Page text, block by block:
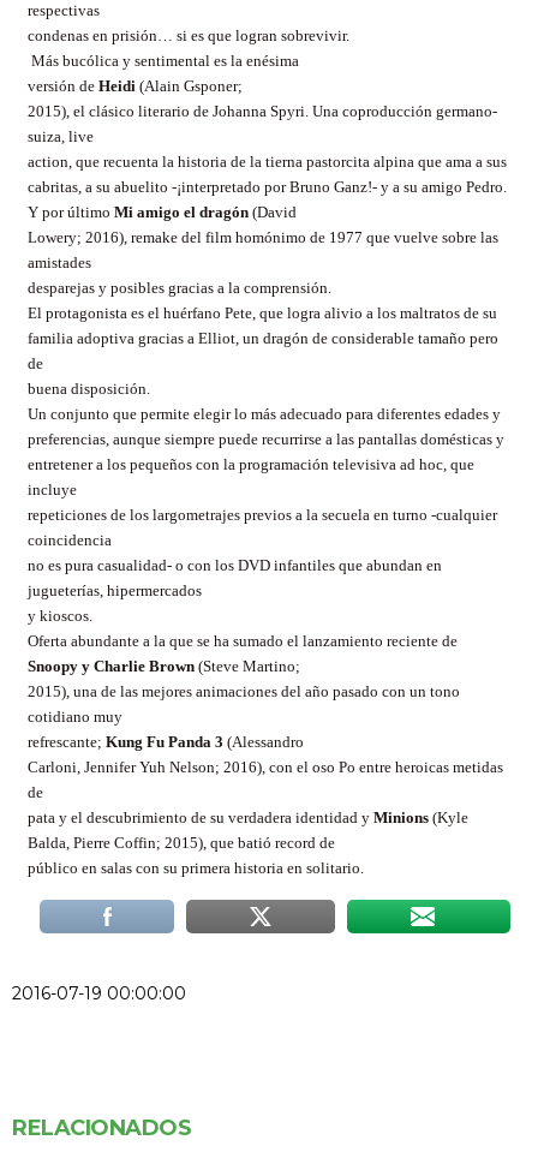
respectivas
condenas en prisión… si es que logran sobrevivir.
Más bucólica y sentimental es la enésima
versión de Heidi (Alain Gsponer;
2015), el clásico literario de Johanna Spyri. Una coproducción germano-
suiza, live
action, que recuenta la historia de la tierna pastorcita alpina que ama a sus
cabritas, a su abuelito -¡interpretado por Bruno Ganz!- y a su amigo Pedro.
Y por último Mi amigo el dragón (David
Lowery; 2016), remake del film homónimo de 1977 que vuelve sobre las
amistades
desparejas y posibles gracias a la comprensión.
El protagonista es el huérfano Pete, que logra alivio a los maltratos de su
familia adoptiva gracias a Elliot, un dragón de considerable tamaño pero
de
buena disposición.
Un conjunto que permite elegir lo más adecuado para diferentes edades y
preferencias, aunque siempre puede recurrirse a las pantallas domésticas y
entretener a los pequeños con la programación televisiva ad hoc, que
incluye
repeticiones de los largometrajes previos a la secuela en turno -cualquier
coincidencia
no es pura casualidad- o con los DVD infantiles que abundan en
jugueterías, hipermercados
y kioscos.
Oferta abundante a la que se ha sumado el lanzamiento reciente de
Snoopy y Charlie Brown (Steve Martino;
2015), una de las mejores animaciones del año pasado con un tono
cotidiano muy
refrescante; Kung Fu Panda 3 (Alessandro
Carloni, Jennifer Yuh Nelson; 2016), con el oso Po entre heroicas metidas
de
pata y el descubrimiento de su verdadera identidad y Minions (Kyle
Balda, Pierre Coffin; 2015), que batió record de
público en salas con su primera historia en solitario.
2016-07-19 00:00:00
RELACIONADOS